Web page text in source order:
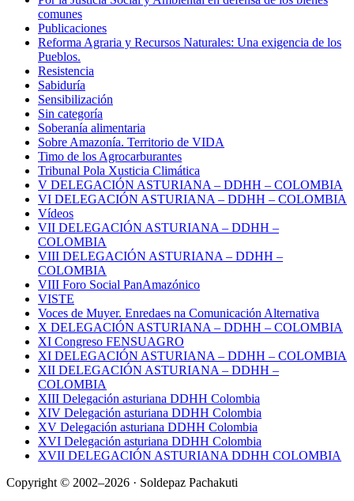
comunes
Publicaciones
Reforma Agraria y Recursos Naturales: Una exigencia de los
Pueblos.
Resistencia
Sabiduría
Sensibilización
Sin categoría
Soberanía alimentaria
Sobre Amazonía. Territorio de VIDA
Timo de los Agrocarburantes
Tribunal Pola Xusticia Climática
V DELEGACIÓN ASTURIANA – DDHH – COLOMBIA
VI DELEGACIÓN ASTURIANA – DDHH – COLOMBIA
Vídeos
VII DELEGACIÓN ASTURIANA – DDHH –
COLOMBIA
VIII DELEGACIÓN ASTURIANA – DDHH –
COLOMBIA
VIII Foro Social PanAmazónico
VISTE
Voces de Muyer. Enredaes na Comunicación Alternativa
X DELEGACIÓN ASTURIANA – DDHH – COLOMBIA
XI Congreso FENSUAGRO
XI DELEGACIÓN ASTURIANA – DDHH – COLOMBIA
XII DELEGACIÓN ASTURIANA – DDHH –
COLOMBIA
XIII Delegación asturiana DDHH Colombia
XIV Delegación asturiana DDHH Colombia
XV Delegación asturiana DDHH Colombia
XVI Delegación asturiana DDHH Colombia
XVII DELEGACIÓN ASTURIANA DDHH COLOMBIA
Copyright © 2002–2026 · Soldepaz Pachakuti